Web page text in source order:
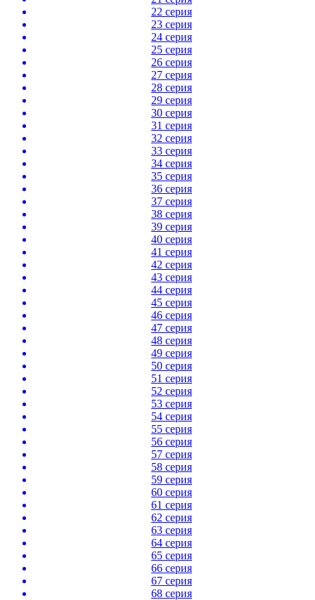
22 серия
23 серия
24 серия
25 серия
26 серия
27 серия
28 серия
29 серия
30 серия
31 серия
32 серия
33 серия
34 серия
35 серия
36 серия
37 серия
38 серия
39 серия
40 серия
41 серия
42 серия
43 серия
44 серия
45 серия
46 серия
47 серия
48 серия
49 серия
50 серия
51 серия
52 серия
53 серия
54 серия
55 серия
56 серия
57 серия
58 серия
59 серия
60 серия
61 серия
62 серия
63 серия
64 серия
65 серия
66 серия
67 серия
68 серия